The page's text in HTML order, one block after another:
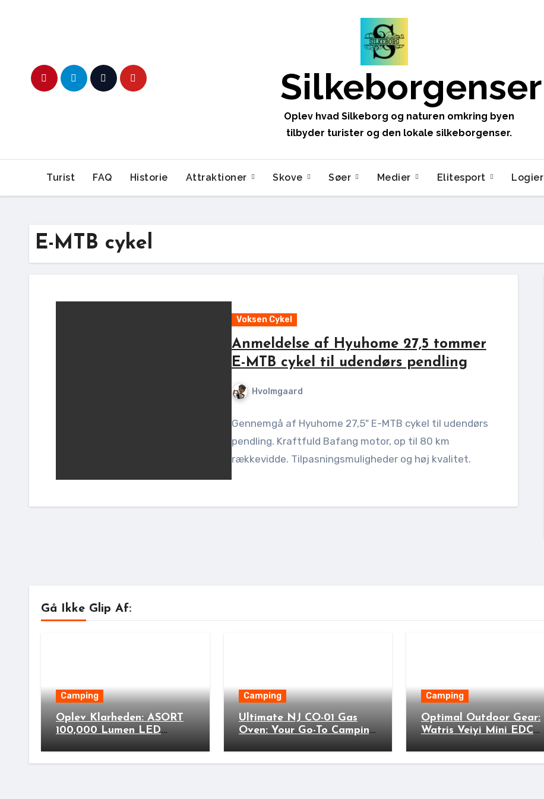
Silkeborgenser
Oplev hvad Silkeborg og naturen omkring byen
tilbyder turister og den lokale silkeborgenser.
Turist FAQ Historie Attraktioner Skove Søer Medier Elitesport Logier
E-MTB cykel
Voksen Cykel
Anmeldelse af Hyuhome 27,5 tommer
E-MTB cykel til udendørs pendling
Hvolmgaard
Gennemgå af Hyuhome 27,5" E-MTB cykel til udendørs
pendling. Kraftfuld Bafang motor, op til 80 km
rækkevidde. Tilpasningsmuligheder og høj kvalitet.
Gå Ikke Glip Af:
Camping
Oplev Klarheden: ASORT
100,000 Lumen LED
Udendørs Eventyr!
Camping
Ultimate NJ CO-01 Gas
Oven: Your Go-To Camping
Cooking!
Camping
Optimal Outdoor Gear:
Watris Veiyi Mini EDC